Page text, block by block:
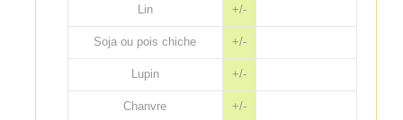
Lin
+/-
Soja ou pois chiche +/-
Lupin +/-
Chanvre +/-